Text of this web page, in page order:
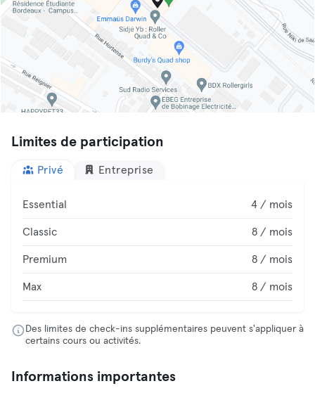
Limites de participation
Privé Entreprise
Essential 4 / mois
Classic 8 / mois
Premium 8 / mois
Max 8 / mois
Des limites de check-ins supplémentaires peuvent s'appliquer à
certains cours ou activités.
Informations importantes